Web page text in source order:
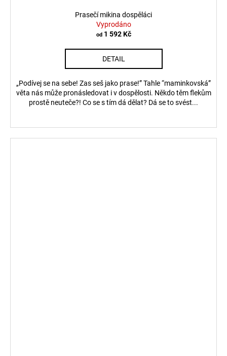
Prasečí mikina dospěláci
Vyprodáno
od1 592 Kč
DETAIL
„Podívej se na sebe! Zas seš jako prase!” Tahle “maminkovská”
věta nás může pronásledovat i v dospělosti. Někdo těm flekům
prostě neuteče?! Co se s tím dá dělat? Dá se to svést...